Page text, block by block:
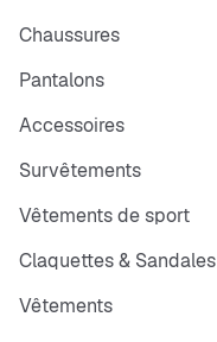
Chaussures
Pantalons
Accessoires
Survêtements
Vêtements de sport
Claquettes & Sandales
Vêtements